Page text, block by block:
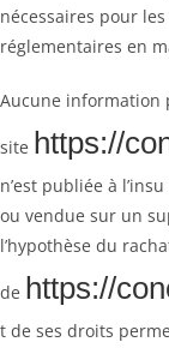
nécessaires pour
réglementaires en
Aucune information
site https://
n’est publiée à
ou vendue sur un
l’hypothèse du
de https://
t de ses droits